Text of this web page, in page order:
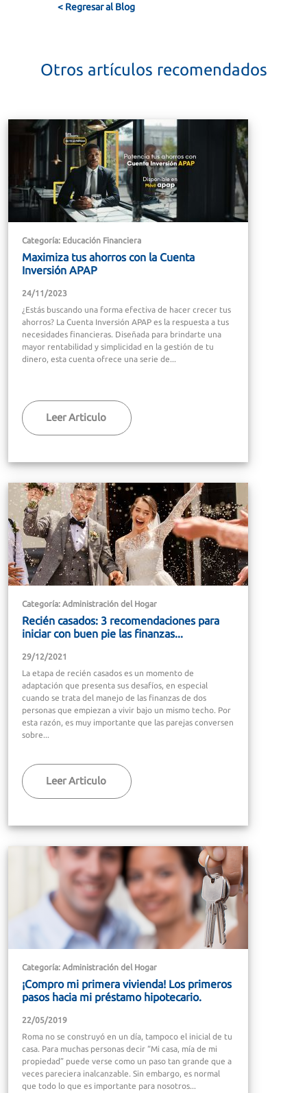
< Regresar al Blog
Otros artículos recomendados
Categoría: Educación Financiera
Maximiza tus ahorros con la Cuenta
Inversión APAP
24/11/2023
¿Estás buscando una forma efectiva de hacer crecer tus
ahorros? La Cuenta Inversión APAP es la respuesta a tus
necesidades financieras. Diseñada para brindarte una
mayor rentabilidad y simplicidad en la gestión de tu
dinero, esta cuenta ofrece una serie de...
Leer Articulo
Categoría: Administración del Hogar
Recién casados: 3 recomendaciones para
iniciar con buen pie las finanzas...
29/12/2021
La etapa de recién casados es un momento de
adaptación que presenta sus desafíos, en especial
cuando se trata del manejo de las finanzas de dos
personas que empiezan a vivir bajo un mismo techo. Por
esta razón, es muy importante que las parejas conversen
sobre...
Leer Articulo
Categoría: Administración del Hogar
¡Compro mi primera vivienda! Los primeros
pasos hacia mi préstamo hipotecario.
22/05/2019
Roma no se construyó en un día, tampoco el inicial de tu
casa. Para muchas personas decir “Mi casa, mía de mi
propiedad” puede verse como un paso tan grande que a
veces pareciera inalcanzable. Sin embargo, es normal
que todo lo que es importante para nosotros...